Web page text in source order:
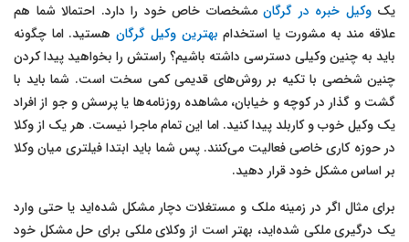
یکوکیل خبره در گرگان مشخصات خاص خود را دارد. احتمالا شما هم
علاقه مند به مشورت یا استخدام بهترین وکیل گرگان هستید. اما چگونه
باید به چنین وکیلی دسترسی داشته باشیم؟ راستش را بخواهید پیدا کردن
چنین شخصی با تکیه بر روش‌های قدیمی کمی سخت است. شما باید با
گشت و گذار در کوچه و خیابان، مشاهده روزنامه‌ها یا پرسش و جو از افراد
یک وکیل خوب و کاربلد پیدا کنید. اما این تمام ماجرا نیست. هر یک از وکلا
در حوزه کاری خاصی فعالیت می‌کنند. پس شما باید ابتدا فیلتری میان وکلا
بر اساس مشکل خود قرار دهید.
برای مثال اگر در زمینه ملک و مستغلات دچار مشکل شده‌اید یا حتی وارد
یک درگیری ملکی شده‌اید، بهتر است از وکلای ملکی برای حل مشکل خود